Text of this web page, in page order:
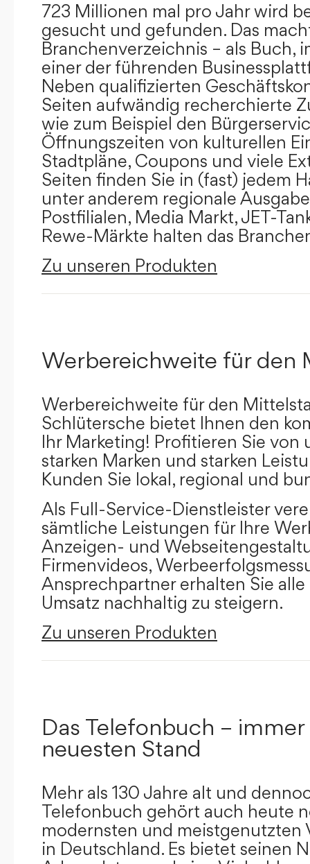
723 Millionen mal pro Jahr wird
gesucht und gefunden. Das
Branchenverzeichnis – als Buch,
einer der führenden
Neben qualifizierten
Seiten aufwändig recherchierte
wie zum Beispiel den
Öffnungszeiten von kulturellen
Stadtpläne, Coupons und viele
Seiten finden Sie in (fast) jedem
unter anderem regionale
Postfilialen, Media Markt, JET-
Rewe-Märkte halten das
Zu unseren Produkten
Werbereichweite für den
Werbereichweite für den
Schlütersche bietet Ihnen den
Ihr Marketing! Profitieren Sie von
starken Marken und starken
Kunden Sie lokal, regional und
Als Full-Service-Dienstleister
sämtliche Leistungen für Ihre
Anzeigen- und
Firmenvideos,
Ansprechpartner erhalten Sie
Umsatz nachhaltig zu steigern.
Zu unseren Produkten
Das Telefonbuch –
neuesten Stand
Mehr als 130 Jahre alt und
Telefonbuch gehört auch heute
modernsten und meistgenutzten
in Deutschland. Es bietet seinen